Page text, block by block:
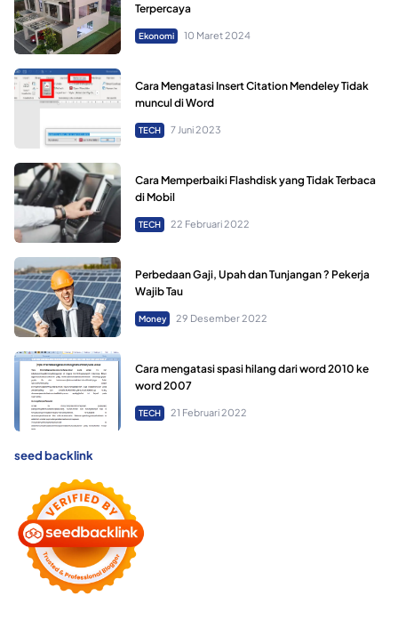
Terpercaya
Ekonomi 10 Maret 2024
Cara Mengatasi Insert Citation Mendeley Tidak
muncul di Word
TECH 7 Juni 2023
Cara Memperbaiki Flashdisk yang Tidak Terbaca
di Mobil
TECH 22 Februari 2022
Perbedaan Gaji, Upah dan Tunjangan ? Pekerja
Wajib Tau
Money 29 Desember 2022
Cara mengatasi spasi hilang dari word 2010 ke
word 2007
TECH 21 Februari 2022
seed backlink